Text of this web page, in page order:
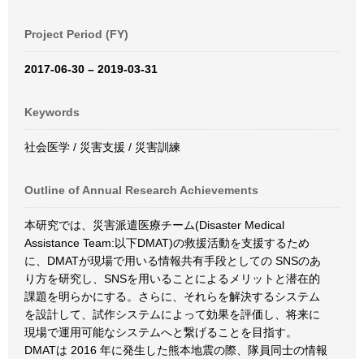
Project Period (FY)
2017-06-30 – 2019-03-31
Keywords
社会医学 / 災害支援 / 災害訓練
Outline of Annual Research Achievements
本研究では、災害派遣医療チーム(Disaster Medical
Assistance Team:以下DMAT)の救援活動を支援するため
に、DMATが現場で用いる情報共有手段としての SNSのあ
り方を研究し、SNSを用いることによるメリットと潜在的
課題を明らかにする。さらに、それらを解決するシステム
を設計して、試作システムによって効果を評価し、将来に
現場で運用可能なシステムへと繋げることを目指す。
DMATは 2016 年に発生した熊本地震の際、隊員同士の情報